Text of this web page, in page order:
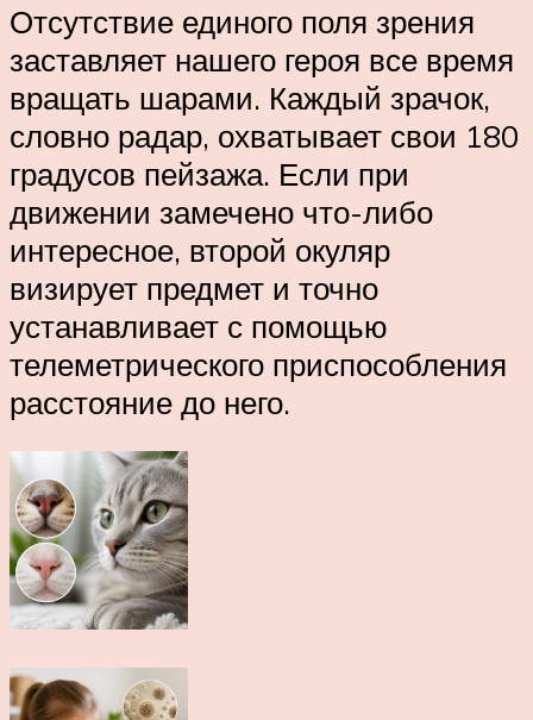
Отсутствие единого поля зрения
заставляет нашего героя все время
вращать шарами. Каждый зрачок,
словно радар, охватывает свои 180
градусов пейзажа. Если при
движении замечено что-либо
интересное, второй окуляр
визирует предмет и точно
устанавливает с помощью
телеметрического приспособления
расстояние до него.